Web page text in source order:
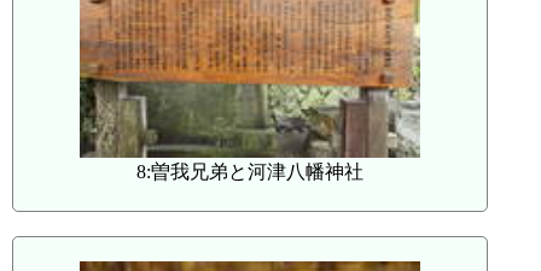
8:曽我兄弟と河津八幡神社